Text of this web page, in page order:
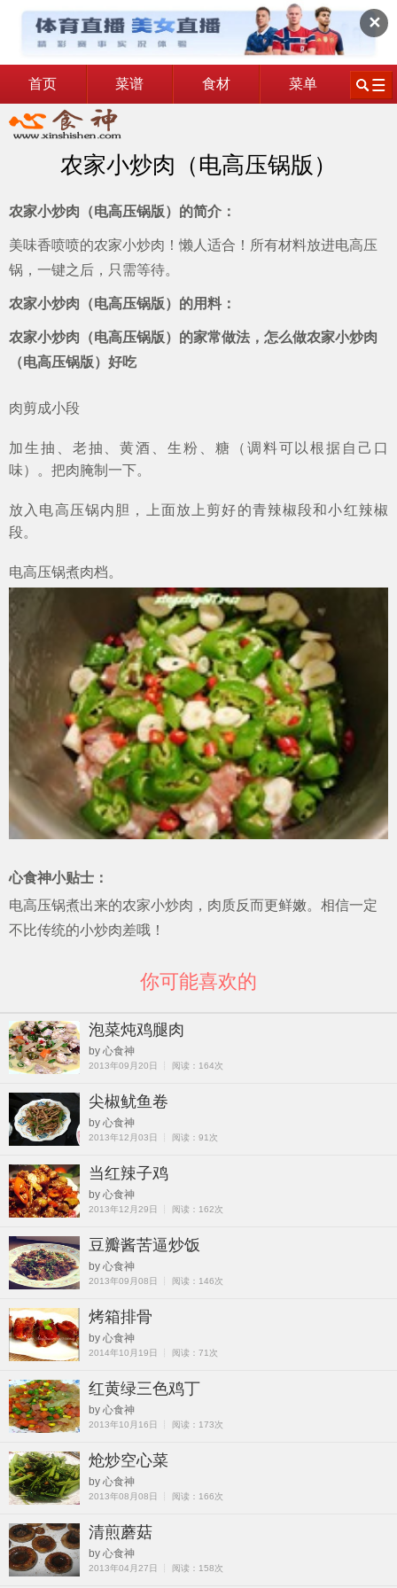
✕
首页 菜谱 食材 菜单
农家小炒肉（电高压锅版）
农家小炒肉（电高压锅版）的简介：
美味香喷喷的农家小炒肉！懒人适合！所有材料放进电高压
锅，一键之后，只需等待。
农家小炒肉（电高压锅版）的用料：
农家小炒肉（电高压锅版）的家常做法，怎么做农家小炒肉
（电高压锅版）好吃
肉剪成小段
加生抽、老抽、黄酒、生粉、糖（调料可以根据自己口
味）。把肉腌制一下。
放入电高压锅内胆，上面放上剪好的青辣椒段和小红辣椒
段。
电高压锅煮肉档。
心食神小贴士：
电高压锅煮出来的农家小炒肉，肉质反而更鲜嫩。相信一定
不比传统的小炒肉差哦！
你可能喜欢的
泡菜炖鸡腿肉
by 心食神
2013年09月20日 ┊ 阅读：164次
尖椒鱿鱼卷
by 心食神
2013年12月03日 ┊ 阅读：91次
当红辣子鸡
by 心食神
2013年12月29日 ┊ 阅读：162次
豆瓣酱苦逼炒饭
by 心食神
2013年09月08日 ┊ 阅读：146次
烤箱排骨
by 心食神
2014年10月19日 ┊ 阅读：71次
红黄绿三色鸡丁
by 心食神
2013年10月16日 ┊ 阅读：173次
炝炒空心菜
by 心食神
2013年08月08日 ┊ 阅读：166次
清煎蘑菇
by 心食神
2013年04月27日 ┊ 阅读：158次